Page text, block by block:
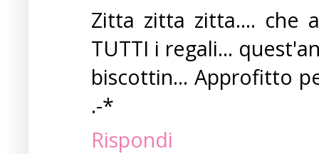
Zitta zitta zitta.... che
TUTTI i regali...
biscottin... Approfitto
.-*
Rispondi